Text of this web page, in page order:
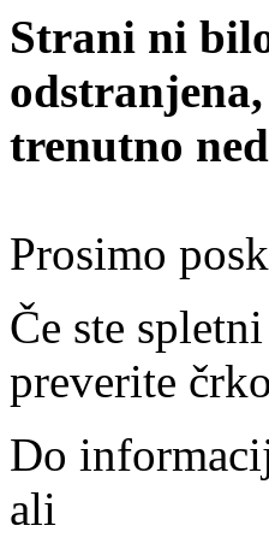
Strani ni
trenutno
Prosimo
Če ste
preverite
Do
ali